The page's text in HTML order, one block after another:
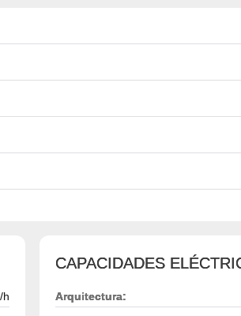
h
CAPACIDADES
Arquitectura: